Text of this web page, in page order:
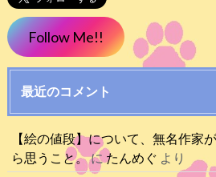
Follow Me!!
最近のコメント
【絵の値段】について、無名作家
ら思うこと。に たんめぐ より